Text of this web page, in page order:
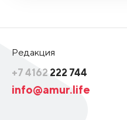
Редакция
+7 4162 222 744
info@amur.life